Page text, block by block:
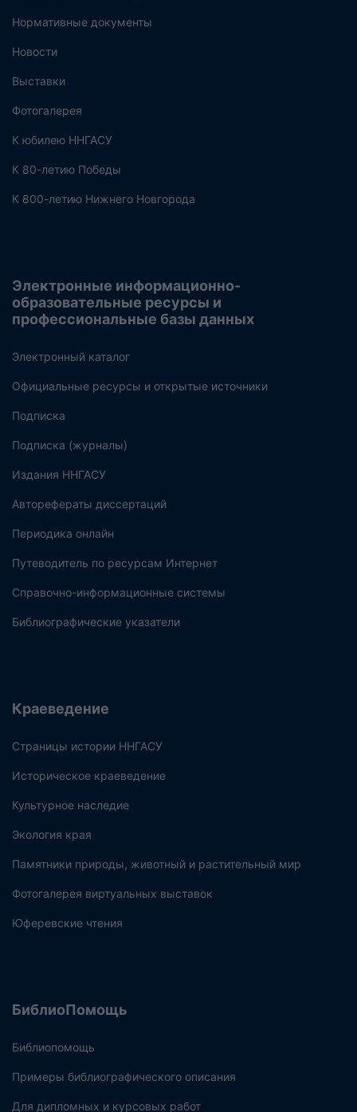
Нормативные документы
Новости
Выставки
Фотогалерея
К юбилею ННГАСУ
К 80-летию Победы
К 800-летию Нижнего Новгорода
Электронные информационно-
образовательные ресурсы и
профессиональные базы данных
Электронный каталог
Официальные ресурсы и открытые источники
Подписка
Подписка (журналы)
Издания ННГАСУ
Авторефераты диссертаций
Периодика онлайн
Путеводитель по ресурсам Интернет
Справочно-информационные системы
Библиографические указатели
Краеведение
Страницы истории ННГАСУ
Историческое краеведение
Культурное наследие
Экология края
Памятники природы, животный и растительный мир
Фотогалерея виртуальных выставок
Юферевские чтения
БиблиоПомощь
Библиопомощь
Примеры библиографического описания
Для дипломных и курсовых работ